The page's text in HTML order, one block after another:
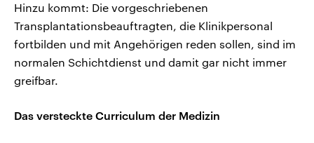
Hinzu kommt: Die vorgeschriebenen
Transplantationsbeauftragten, die Klinikpersonal
fortbilden und mit Angehörigen reden sollen, sind im
normalen Schichtdienst und damit gar nicht immer
greifbar.
Das versteckte Curriculum der Medizin